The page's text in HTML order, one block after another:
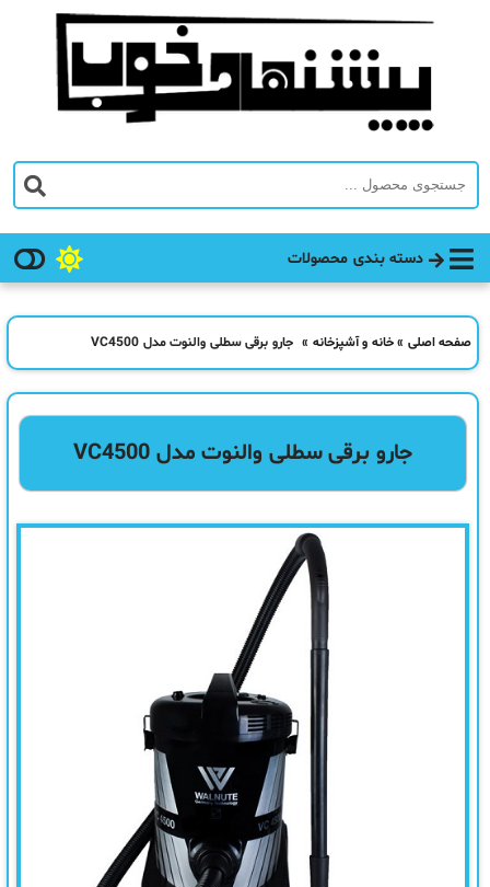
دسته بندی محصولات
صفحه اصلی »خانه و آشپزخانه » جارو برقی سطلی والنوت مدل VC4500
جارو برقی سطلی والنوت مدل VC4500